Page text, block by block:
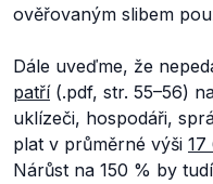
ověřovaným slibem
Dále uveďme, že
patří(.pdf, str. 55–56)
uklízeči, hospodáři,
plat v průměrné výši 17
Nárůst na 150 % by